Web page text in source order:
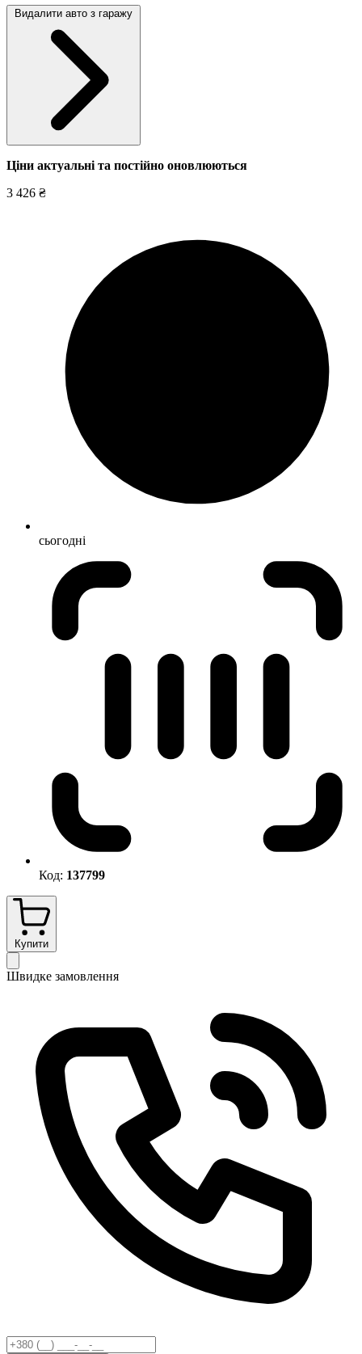
Видалити авто з гаражу
Ціни актуальні та постійно оновлюються
3 426 ₴
сьогодні
Код: 137799
Купити
Швидке замовлення